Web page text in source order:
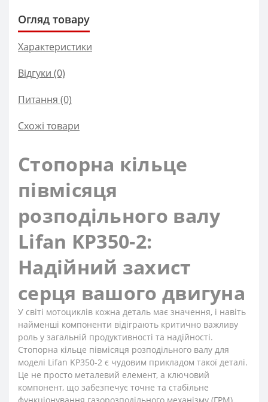
Огляд товару
Характеристики
Відгуки (0)
Питання (0)
Схожі товари
Стопорна кільце
півмісяця
розподільного валу
Lifan KP350-2:
Надійний захист
серця вашого двигуна
У світі мотоциклів кожна деталь має значення, і навіть
найменші компоненти відіграють критично важливу
роль у загальній продуктивності та надійності.
Стопорна кільце півмісяця розподільного валу для
моделі Lifan KP350-2 є чудовим прикладом такої деталі.
Це не просто металевий елемент, а ключовий
компонент, що забезпечує точне та стабільне